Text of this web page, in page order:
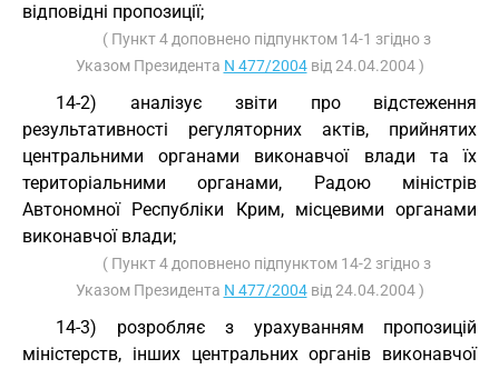
відповідні пропозиції;
( Пункт 4 доповнено підпунктом 14-1 згідно з
Указом Президента N 477/2004від 24.04.2004 )
14-2) аналізує звіти про відстеження
результативності регуляторних актів, прийнятих
центральними органами виконавчої влади та їх
територіальними органами, Радою міністрів
Автономної Республіки Крим, місцевими органами
виконавчої влади;
( Пункт 4 доповнено підпунктом 14-2 згідно з
Указом Президента N 477/2004від 24.04.2004 )
14-3) розробляє з урахуванням пропозицій
міністерств, інших центральних органів виконавчої